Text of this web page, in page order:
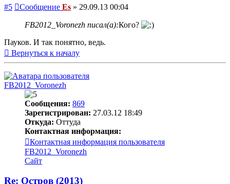
#5 Сообщение Es » 29.09.13 00:04
FB2012_Voronezh писал(а):Кого?
Пауков. И так понятно, ведь.
Вернуться к началу
FB2012_Voronezh
Сообщения: 869
Зарегистрирован: 27.03.12 18:49
Откуда: Оттуда
Контактная информация:
Контактная информация пользователя
FB2012_Voronezh
Сайт
Re: Остров (2013)